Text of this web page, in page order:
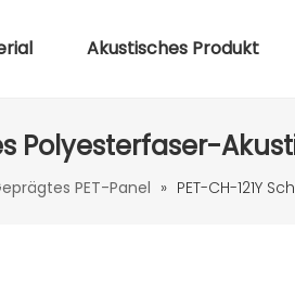
Akustisches Produkt
Polyesterfaser-
PET-Panel » PET-CH-121Y